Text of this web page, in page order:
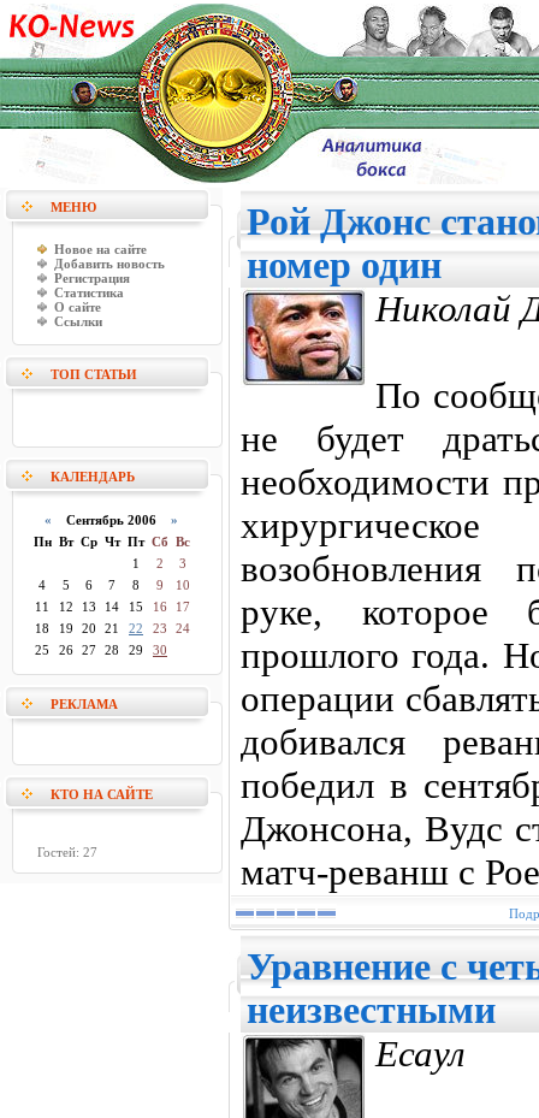
МЕНЮ
Новое на сайте
Добавить новость
Регистрация
Статистика
О сайте
Ссылки
ТОП СТАТЬИ
КАЛЕНДАРЬ
« Сентябрь 2006»
Пн Вт Ср Чт Пт Сб Вс
1
2
3
4
5 6 7 8 9
10
11
12 13 14 15 16
17
18
19 20 21 22 23
24
25
26 27 28 29 30
РЕКЛАМА
КТО НА САЙТЕ
Гостей: 27
Рой Джонс
номер один
Николай
По
не будет
необходимости
возобновления
руке, которое
прошлого года.
операции
добивался
победил в
Джонсона, Вудс
матч-реванш с
Уравнение с
неизвестными
Есаул